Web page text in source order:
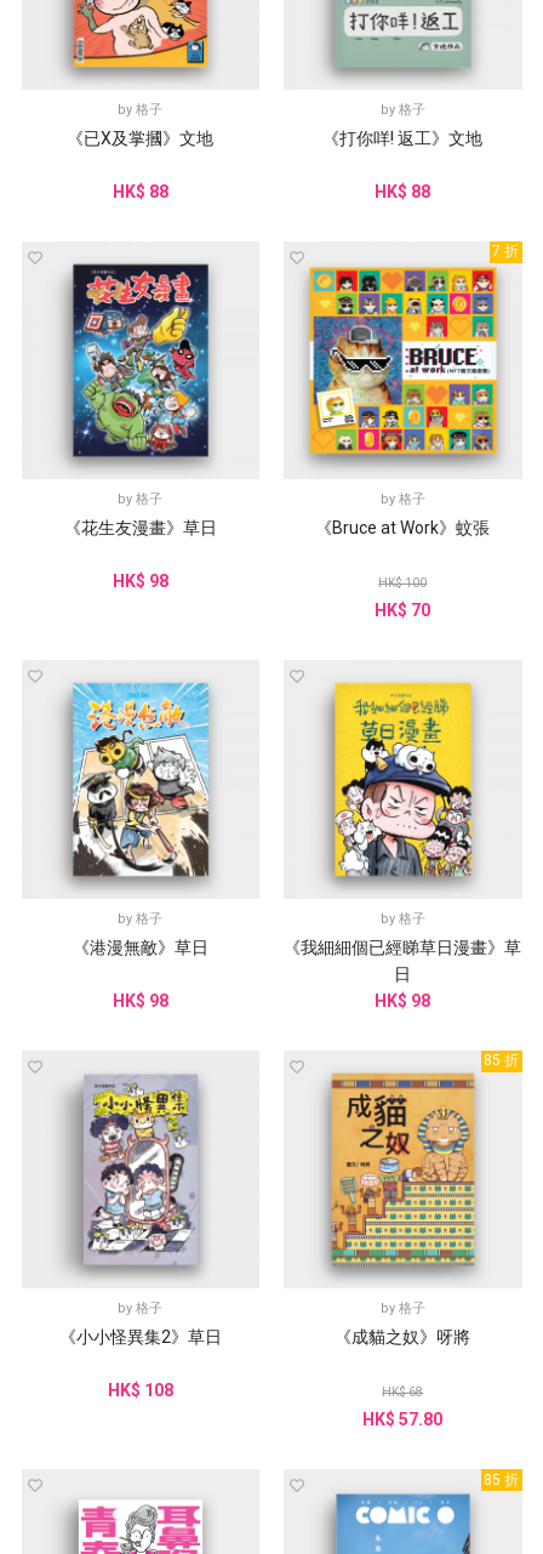
by格子
《已X及掌摑》文地
HK$ 88
by 格子
《打你咩! 返工》文地
HK$ 88
by格子
《花生友漫畫》草日
HK$ 98
7 折
by 格子
《Bruce at Work》蚊張
HK$ 100
HK$ 70
by格子
《港漫無敵》草日
HK$ 98
by 格子
《我細細個已經睇草日漫畫》草
日
HK$ 98
by格子
《小小怪異集2》草日
HK$ 108
85 折
by 格子
《成貓之奴》呀將
HK$ 68
HK$ 57.80
85 折